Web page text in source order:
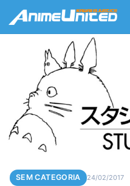
SEM CATEGORIA 24/02/2017